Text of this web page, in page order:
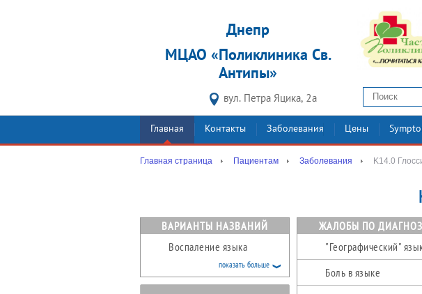
Днепр
МЦАО «Поликлиника Св.
Антипы»
вул. Петра Яцика, 2а
Главная Контакты Заболевания Цены
Главная страница Пациентам Заболевания K14.0
ВАРИАНТЫ НАЗВАНИЙ
Воспаление языка
показать больше
ЖАЛОБЫ ПО
"Географический"
Боль в языке